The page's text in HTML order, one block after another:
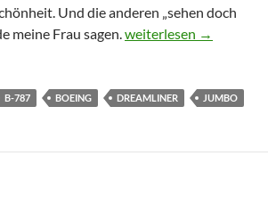
Und die anderen „sehen doch
meine Frau sagen.A-380 und B-787:
weiterlesen →
B-787 BOEING DREAMLINER JUMBO